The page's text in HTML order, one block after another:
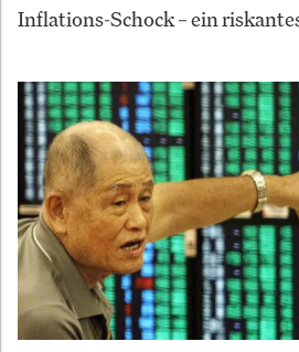
Inflations-Schock – ein